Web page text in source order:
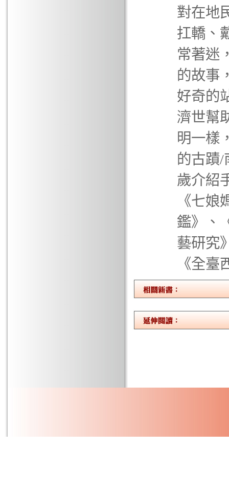
對在地
扛轎、
常著迷
的故事
好奇的
濟世幫
明一樣
的古蹟/
歲介紹
《七
鑑》、
藝研究
《全臺